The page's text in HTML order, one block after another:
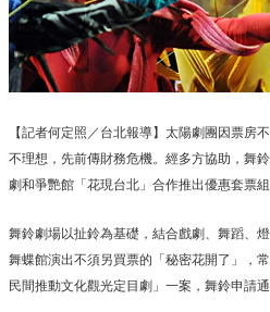
【記者何定照／台北報導】太陽劇團因票
不理想，先前傳財務危機。經多方協助，舞
劇和爭艷館「花現台北」合作推出優惠套票
舞鈴劇場以扯鈴為基礎，結合戲劇、舞蹈、
舞蝶館演出不須另買票的「秘密花開了」，
民間推動文化觀光定目劇」一案，舞鈴申請